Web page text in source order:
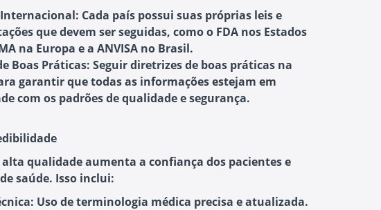
: Cada país possui suas próprias leis e
que devem ser seguidas, como o FDA nos Estados
na Europa e a ANVISA no Brasil.
Boas Práticas: Seguir diretrizes de boas práticas na
garantir que todas as informações estejam em
com os padrões de qualidade e segurança.
qualidade aumenta a confiança dos pacientes e
saúde. Isso inclui:
: Uso de terminologia médica precisa e atualizada.